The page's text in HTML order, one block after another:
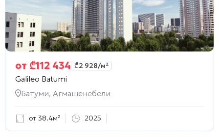
от ₾112 434 ₾2 928/м²
Galileo Batumi
Батуми, Агмашенебели
от 38.4м² 2025